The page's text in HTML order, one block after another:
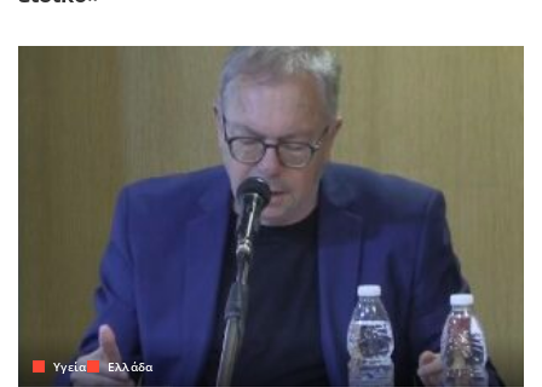
Yγεία Ελλάδα